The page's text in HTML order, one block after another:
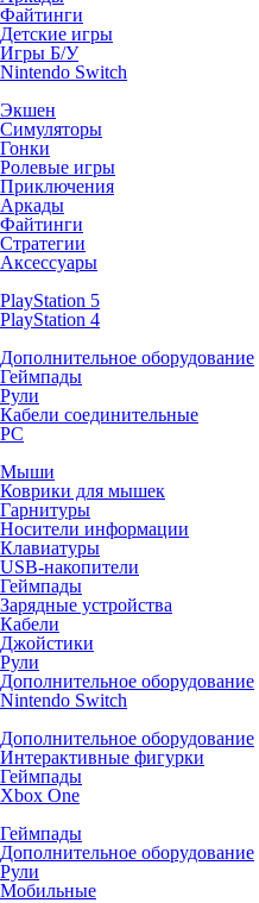
Файтинги
Детские игры
Игры Б/У
Nintendo Switch
Экшен
Симуляторы
Гонки
Ролевые игры
Приключения
Аркады
Файтинги
Стратегии
Аксессуары
PlayStation 5
PlayStation 4
Дополнительное оборудование
Геймпады
Рули
Кабели соединительные
PC
Мыши
Коврики для мышек
Гарнитуры
Носители информации
Клавиатуры
USB-накопители
Геймпады
Зарядные устройства
Кабели
Джойстики
Рули
Дополнительное оборудование
Nintendo Switch
Дополнительное оборудование
Интерактивные фигурки
Геймпады
Xbox One
Геймпады
Дополнительное оборудование
Рули
Мобильные